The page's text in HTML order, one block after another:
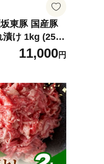
東豚 国産豚
け 1kg (250g
坂東太郎 おに
日以内に出荷予
あり】
11,000円